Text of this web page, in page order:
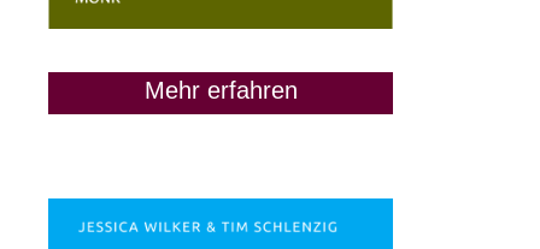
Mehr erfahren